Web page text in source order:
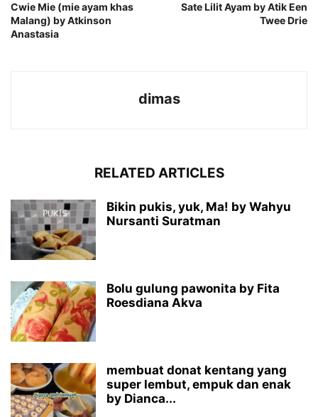
Cwie Mie (mie ayam khas
Malang) by Atkinson
Anastasia
Sate Lilit Ayam by Atik Een
Twee Drie
dimas
RELATED ARTICLES
Bikin pukis, yuk, Ma! by Wahyu
Nursanti Suratman
Bolu gulung pawonita by Fita
Roesdiana Akva
membuat donat kentang yang
super lembut, empuk dan enak
by Dianca...